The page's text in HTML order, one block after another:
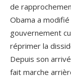
de
Obama a
gouvernement
réprimer la
Depuis son
fait marche